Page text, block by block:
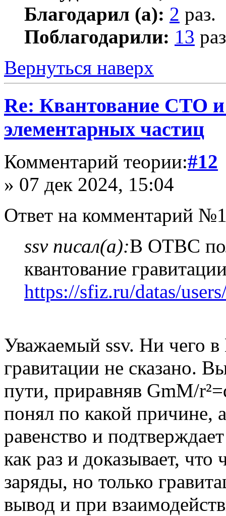
Благодарил (а): 2 раз.
Поблагодарили: 13
Вернуться наверх
Re: Квантование СТО
элементарных частиц
Комментарий теории:#12
» 07 дек 2024, 15:04
Ответ на комментарий
ssv писал(а):В ОТВС
квантование
https://sfiz.ru/datas/
Уважаемый ssv. Ни чего
гравитации не сказано.
пути, приравняв GmM/
понял по какой причине,
равенство и
как раз и доказывает,
заряды, но только
вывод и при